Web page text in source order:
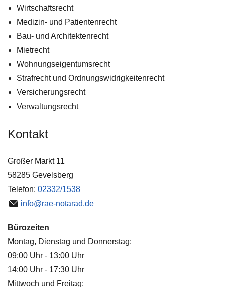
Wirtschaftsrecht
Medizin- und Patientenrecht
Bau- und Architektenrecht
Mietrecht
Wohnungseigentumsrecht
Strafrecht und Ordnungswidrigkeitenrecht
Versicherungsrecht
Verwaltungsrecht
Kontakt
Großer Markt 11
58285 Gevelsberg
Telefon: 02332/1538
info@rae-notarad.de
Bürozeiten
Montag, Dienstag und Donnerstag:
09:00 Uhr - 13:00 Uhr
14:00 Uhr - 17:30 Uhr
Mittwoch und Freitag: